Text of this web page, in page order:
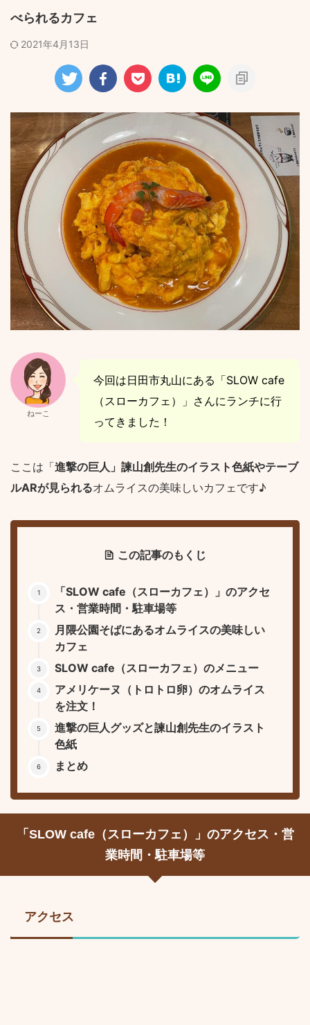
べられるカフェ
2021年4月13日
ねーこ
今回は日田市丸山にある「SLOW cafe
（スローカフェ）」さんにランチに行
ってきました！
ここは「進撃の巨人」諫山創先生のイラスト色紙やテーブ
ルARが見られるオムライスの美味しいカフェです♪
この記事のもくじ
「SLOW cafe（スローカフェ）」のアクセ
ス・営業時間・駐車場等
月隈公園そばにあるオムライスの美味しい
カフェ
SLOW cafe（スローカフェ）のメニュー
アメリケーヌ（トロトロ卵）のオムライス
を注文！
進撃の巨人グッズと諫山創先生のイラスト
色紙
まとめ
「SLOW cafe（スローカフェ）」のアクセス・営
業時間・駐車場等
アクセス